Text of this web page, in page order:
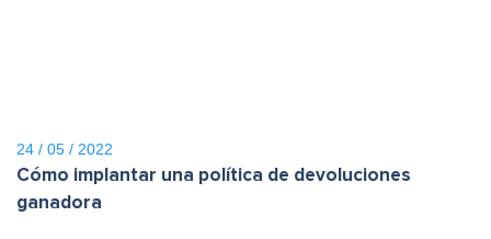
24 / 05 / 2022
Cómo implantar una política de devoluciones
ganadora